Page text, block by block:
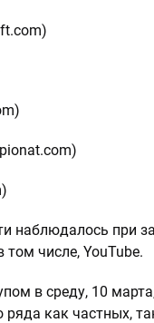
наблюдалось при
том числе, YouTube.
в среду, 10
ряда как частных,